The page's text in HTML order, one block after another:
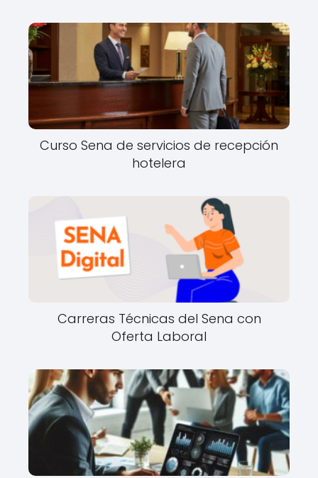
Curso Sena de servicios de recepción
hotelera
Carreras Técnicas del Sena con
Oferta Laboral